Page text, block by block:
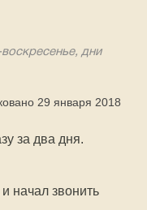
дни
29 января 2018
за два дня.
начал звонить